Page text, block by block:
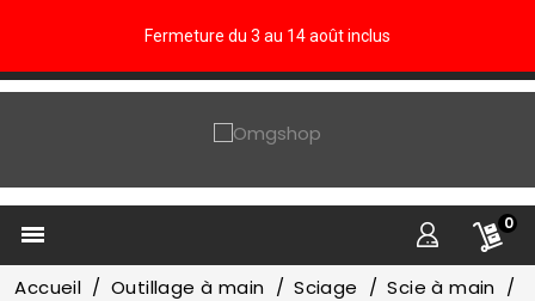
Fermeture du 3 au 14 août inclus
 0
Accueil Outillage à main Sciage
Scie à main